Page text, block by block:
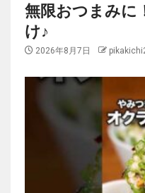
無限おつまみに
け♪
2026年8月7日